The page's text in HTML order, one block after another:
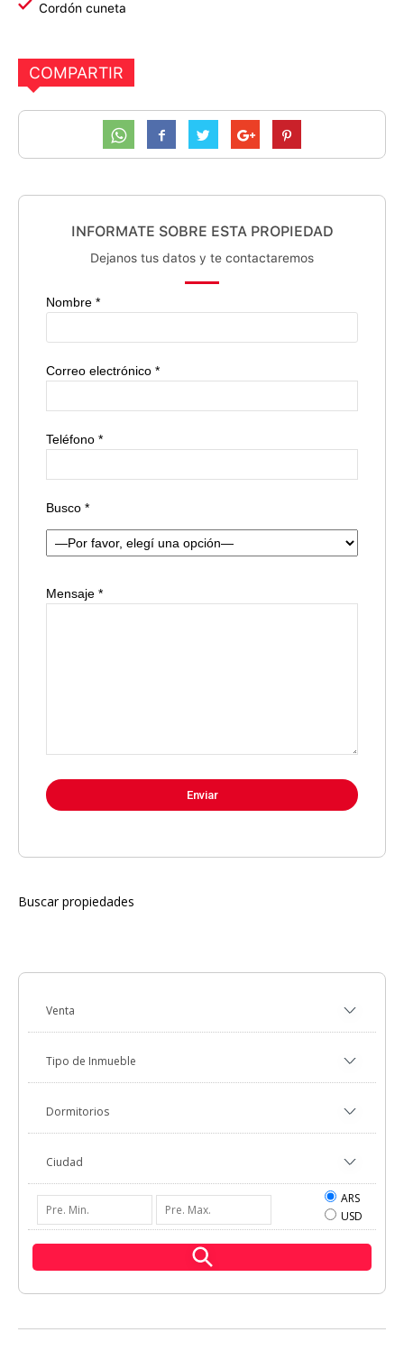
Cordón cuneta
COMPARTIR
INFORMATE SOBRE ESTA PROPIEDAD
Dejanos tus datos y te contactaremos
Nombre *
Correo electrónico *
Teléfono *
Busco *
Mensaje *
Buscar propiedades
ARS
USD